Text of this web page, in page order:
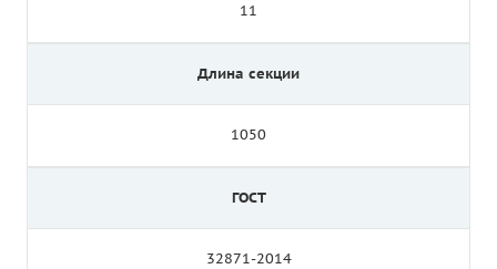
11
Длина секции
1050
ГОСТ
32871-2014